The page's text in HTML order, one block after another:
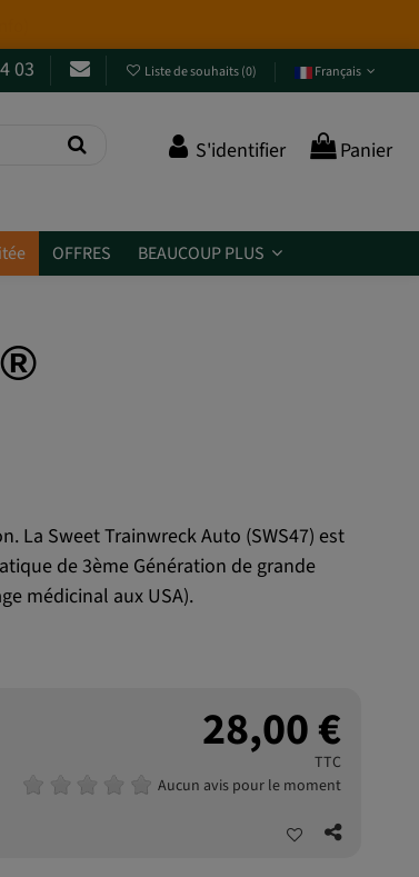
03
Liste de souhaits(0) Français
S'identifier Panier
OFFRES BEAUCOUP PLUS
La Sweet Trainwreck Auto (SWS47) est
de 3ème Génération de grande
médicinal aux USA).
28,00 €
TTC
Aucun avis pour le moment